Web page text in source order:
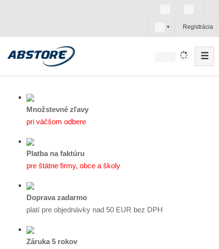
s
k
Registrácia
☰
Množstevné zľavy
pri väčšom odbere
Platba na faktúru
pre štátne firmy, obce a školy
Doprava zadarmo
platí pre objednávky nad 50 EUR bez DPH
Záruka 5 rokov